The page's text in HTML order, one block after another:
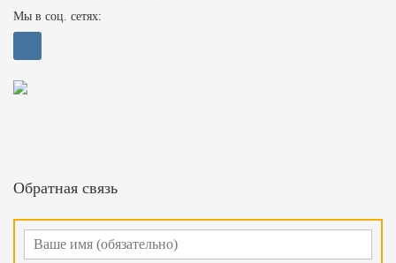
Мы в соц. сетях:
Обратная связь